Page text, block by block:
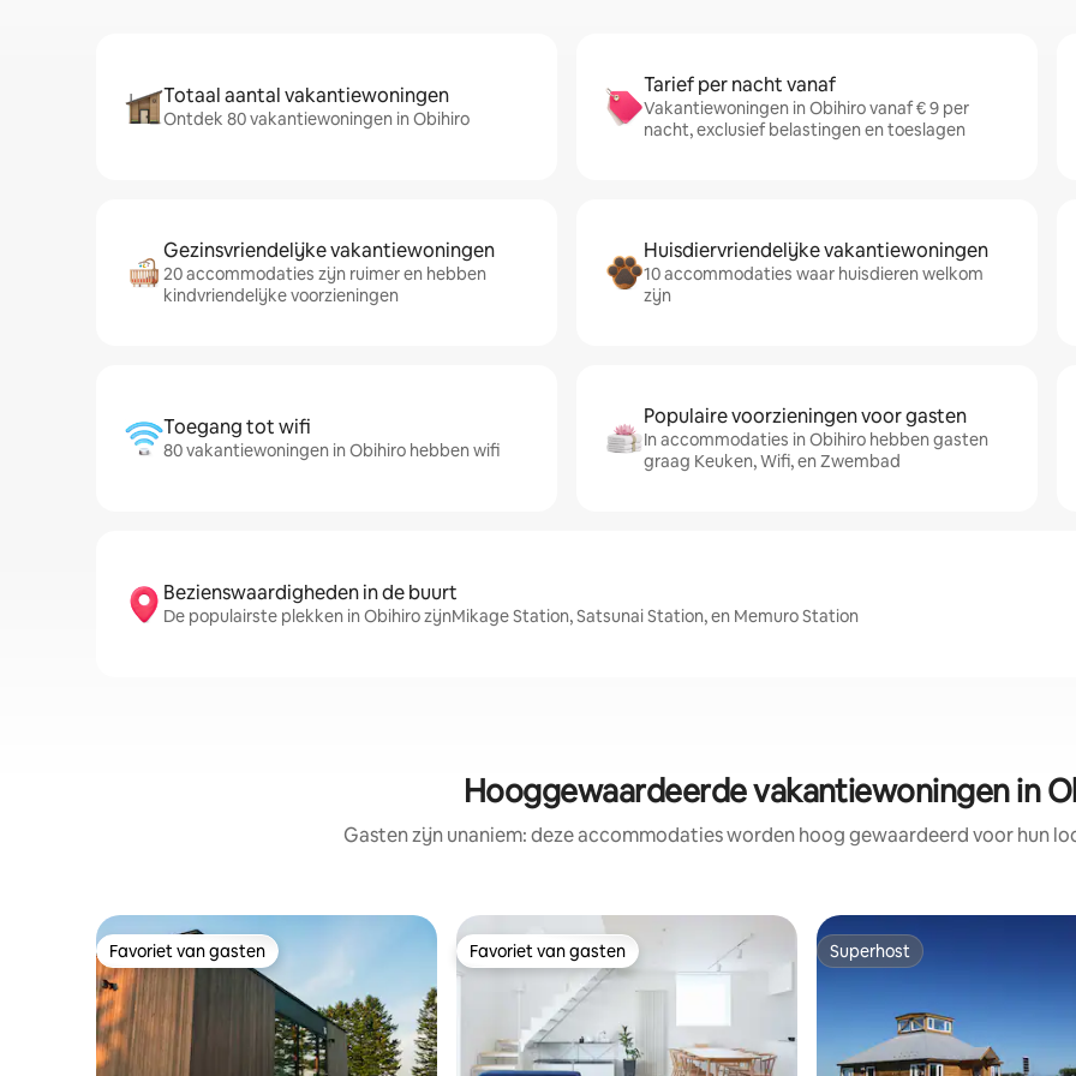
Totaal aantal vakantiewoningen
Ontdek 80 vakantiewoningen in Obihiro
Tarief per nacht vanaf
Vakantiewoningen in Obihiro vanaf € 9 per
nacht, exclusief belastingen en toeslagen
Gezinsvriendelijke vakantiewoningen
20 accommodaties zijn ruimer en hebben
kindvriendelijke voorzieningen
Huisdiervriendelijke vakantiewoningen
10 accommodaties waar huisdieren welkom
zijn
Toegang tot wifi
80 vakantiewoningen in Obihiro hebben wifi
Populaire voorzieningen voor gasten
In accommodaties in Obihiro hebben gasten
graag Keuken, Wifi, en Zwembad
Bezienswaardigheden in de buurt
De populairste plekken in Obihiro zijnMikage Station, Satsunai Station, en Memuro Station
Hooggewaardeerde vakantiewoningen in
Gasten zijn unaniem: deze accommodaties worden hoog gewaardeerd voor hun
Favoriet van gasten
Favoriet van gasten Favoriet van gasten
Favoriet van gasten Superhost
Superhost